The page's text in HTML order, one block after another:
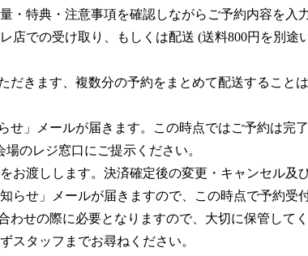
特典・注意事項を確認しながらご予約内容を入
店での受け取り、もしくは配送 (送料800円を別途
だきます、複数分の予約をまとめて配送すること
せ」メールが届きます。この時点ではご予約は完
のレジ窓口にご提示ください。
渡しします。決済確定後の変更・キャンセル及
せ」メールが届きますので、この時点で予約受
せの際に必要となりますので、大切に保管して
スタッフまでお尋ねください。